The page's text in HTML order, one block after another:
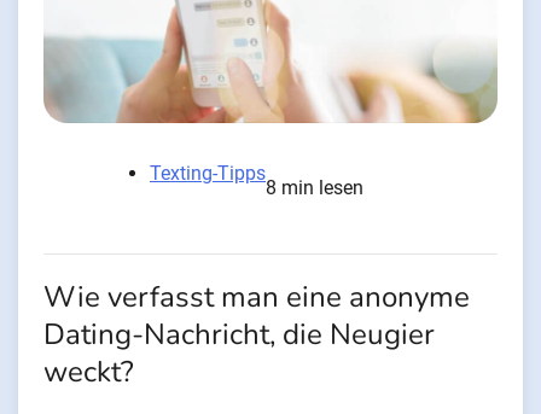
Texting-Tipps
8 min lesen
Wie verfasst man eine anonyme
Dating-Nachricht, die Neugier
weckt?